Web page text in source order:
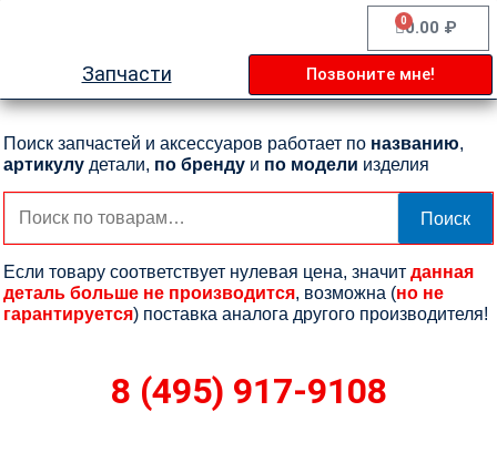
0.00 ₽
0
Cart
Запчасти Позвоните мне!
Поиск запчастей и аксессуаров работает по названию,
артикулу детали, по бренду и по модели изделия
Искать:
Поиск
Если товару соответствует нулевая цена, значит данная
деталь больше не производится, возможна (но не
гарантируется) поставка аналога другого производителя!
8 (495) 917-9108